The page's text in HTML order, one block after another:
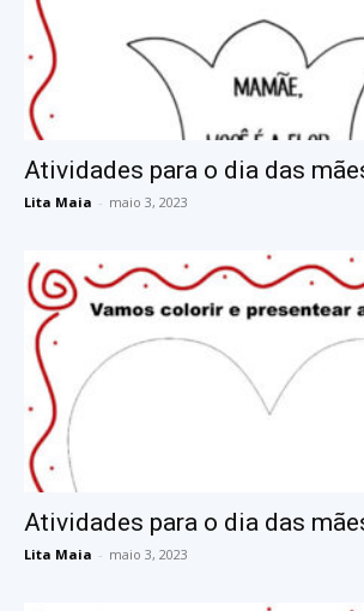
Atividades para o dia das
Lita Maia - maio 3, 2023
Atividades para o dia das
Lita Maia - maio 3, 2023